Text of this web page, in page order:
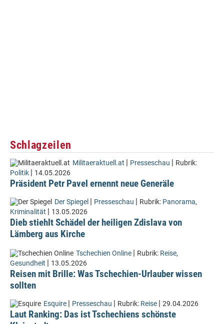
Schlagzeilen
Militaeraktuell.at | Presseschau | Rubrik:
Politik | 14.05.2026
Präsident Petr Pavel ernennt neue Generäle
Der Spiegel | Presseschau | Rubrik: Panorama,
Kriminalität | 13.05.2026
Dieb stiehlt Schädel der heiligen Zdislava von
Lämberg aus Kirche
Tschechien Online | Rubrik: Reise,
Gesundheit | 13.05.2026
Reisen mit Brille: Was Tschechien-Urlauber wissen
sollten
Esquire | Presseschau | Rubrik: Reise | 29.04.2026
Laut Ranking: Das ist Tschechiens schönste